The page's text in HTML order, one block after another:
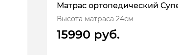
Матрас ортопедический
Высота матраса 24см
15990 руб.